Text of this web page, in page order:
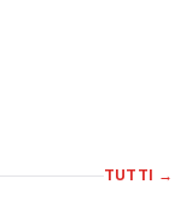
TUTTI →